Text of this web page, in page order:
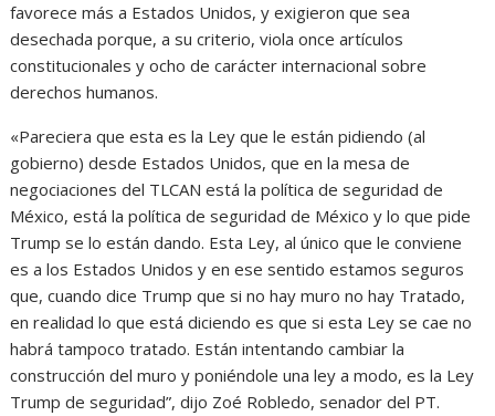
favorece más a Estados Unidos, y exigieron que sea
desechada porque, a su criterio, viola once artículos
constitucionales y ocho de carácter internacional sobre
derechos humanos.
«Pareciera que esta es la Ley que le están pidiendo (al
gobierno) desde Estados Unidos, que en la mesa de
negociaciones del TLCAN está la política de seguridad de
México, está la política de seguridad de México y lo que pide
Trump se lo están dando. Esta Ley, al único que le conviene
es a los Estados Unidos y en ese sentido estamos seguros
que, cuando dice Trump que si no hay muro no hay Tratado,
en realidad lo que está diciendo es que si esta Ley se cae no
habrá tampoco tratado. Están intentando cambiar la
construcción del muro y poniéndole una ley a modo, es la Ley
Trump de seguridad”, dijo Zoé Robledo, senador del PT.